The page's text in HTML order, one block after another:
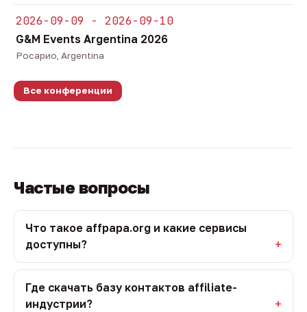
2026-09-09 - 2026-09-10
G&M Events Argentina 2026
Росарио, Argentina
Все конференции
Частые вопросы
Что такое affpapa.org и какие сервисы
доступны?
Где скачать базу контактов affiliate-
индустрии?